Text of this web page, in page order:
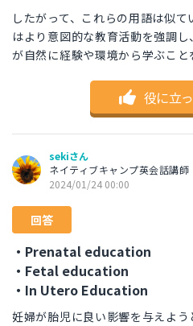
したがって、これらの用語は似
はより意図的な教育活動を強調
が自然に経験や環境から学ぶこと
役に立
sekiさん
ネイティブキャンプ英会話講師
2024/01/24 00:00
回答
・Prenatal education
・Fetal education
・In Utero Education
妊婦が胎児に良い影響を与えよ